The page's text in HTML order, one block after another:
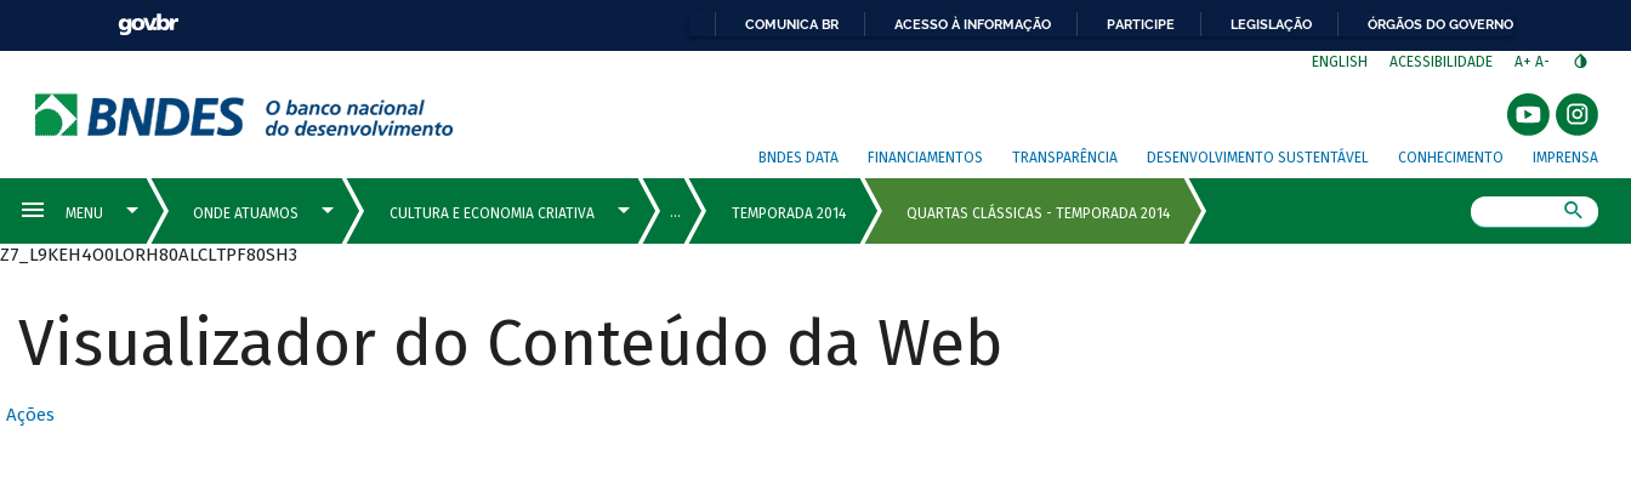
COMUNICA BR ACESSO À INFORMAÇÃO PARTICIPE LEGISLAÇÃO ÓRGÃOS DO GOVERNO
ENGLISH ACESSIBILIDADE A+ A-
BNDES DATA FINANCIAMENTOS TRANSPARÊNCIA DESENVOLVIMENTO SUSTENTÁVEL CONHECIMENTO IMPRENSA
Z7_L9KEH4O0LORH80ALCLTPF80SH3
Visualizador do Conteúdo da Web
Ações